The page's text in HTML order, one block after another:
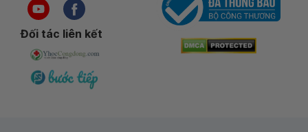
Đối tác liên kết